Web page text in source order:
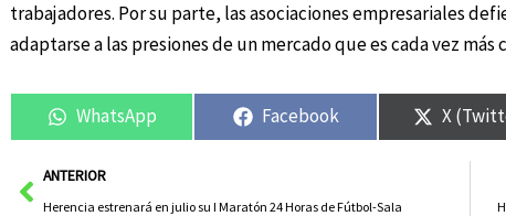
trabajadores. Por su parte, las asociaciones empresariales
adaptarse a las presiones de un mercado que es cada vez
WhatsApp Facebook X
AntANTERIOR
Herencia estrenará en julio su I Maratón 24 Horas de Fútbol-Sala